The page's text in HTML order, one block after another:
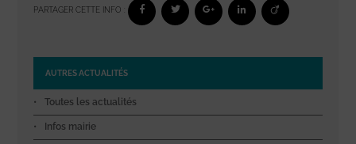
PARTAGER CETTE INFO :
AUTRES ACTUALITÉS
Toutes les actualités
Infos mairie